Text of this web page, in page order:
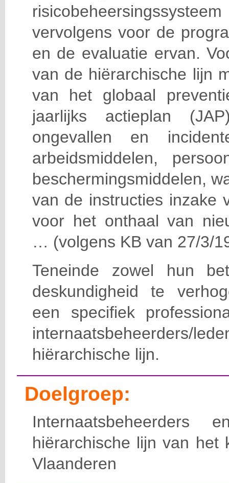
vervolgens voor de
en de evaluatie ervan.
van de hiërarchische lijn
van het globaal
jaarlijks actieplan
ongevallen en
arbeidsmiddelen,
beschermingsmiddelen,
van de instructies inzake
voor het onthaal van
… (volgens KB van 27/3/
Teneinde zowel hun
deskundigheid te
een specifiek
hiërarchische lijn.
Doelgroep:
hiërarchische lijn van het
Vlaanderen